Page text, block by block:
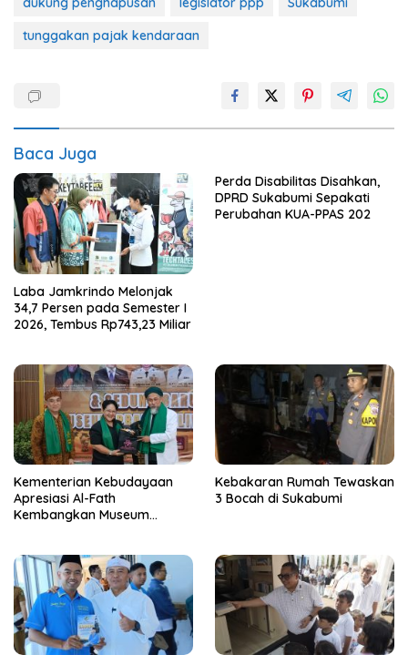
tunggakan pajak kendaraan
Baca Juga
Laba Jamkrindo Melonjak
34,7 Persen pada Semester I
2026, Tembus Rp743,23 Miliar
Perda Disabilitas Disahkan,
DPRD Sukabumi Sepakati
Perubahan KUA-PPAS 202
Kementerian Kebudayaan
Apresiasi Al-Fath
Kembangkan Museum
Kebakaran Rumah Tewaskan
3 Bocah di Sukabumi